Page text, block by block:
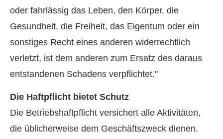
oder fahrlässig das Leben, den Körper, die
Gesundheit, die Freiheit, das Eigentum oder ein
sonstiges Recht eines anderen widerrechtlich
verletzt, ist dem anderen zum Ersatz des daraus
entstandenen Schadens verpflichtet."
Die Haft­pflicht bietet Schutz
Die Betriebshaftpflicht versichert alle Aktivitäten,
die üblicherweise dem Geschäftszweck dienen.